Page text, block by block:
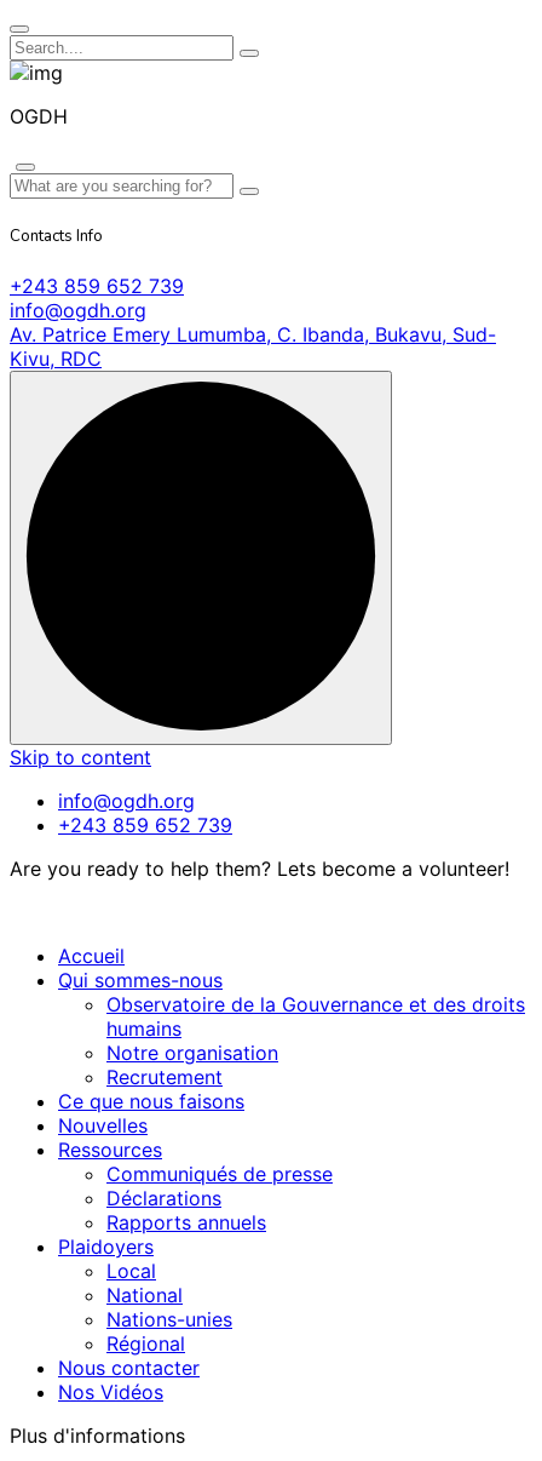
OGDH
Contacts Info
+243 859 652 739
info@ogdh.org
Av. Patrice Emery Lumumba, C. Ibanda, Bukavu, Sud-
Kivu, RDC
Skip to content
info@ogdh.org
+243 859 652 739
Are you ready to help them? Lets become a volunteer!
Accueil
Qui sommes-nous
Observatoire de la Gouvernance et des droits
humains
Notre organisation
Recrutement
Ce que nous faisons
Nouvelles
Ressources
Communiqués de presse
Déclarations
Rapports annuels
Plaidoyers
Local
National
Nations-unies
Régional
Nous contacter
Nos Vidéos
Plus d'informations